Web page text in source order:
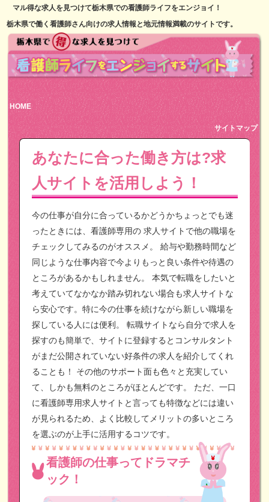
マル得な求人を見つけて栃木県での看護師ライフをエンジョイ！
栃木県で働く看護師さん向けの求人情報と地元情報満載のサイトです。
HOME
サイトマップ
あなたに合った働き方は?求
人サイトを活用しよう！
今の仕事が自分に合っているかどうかちょっとでも迷
ったときには、看護師専用の 求人サイトで他の職場を
チェックしてみるのがオススメ。
給与や勤務時間など
同じような仕事内容で今よりもっと良い条件や待遇の
ところがあるかもしれません。
本気で転職をしたいと
考えていてなかなか踏み切れない場合も求人サイトな
ら安心です。特に今の仕事を続けながら新しい職場を
探している人には便利。
転職サイトなら自分で求人を
探すのも簡単で、サイトに登録するとコンサルタント
がまだ公開されていない好条件の求人を紹介してくれ
ることも！
その他のサポート面も色々と充実してい
て、しかも無料のところがほとんどです。
ただ、一口
に看護師専用求人サイトと言っても特徴などには違い
が見られるため、よく比較してメリットの多いところ
を選ぶのが上手に活用するコツです。
看護師の仕事ってドラマチ
ック！